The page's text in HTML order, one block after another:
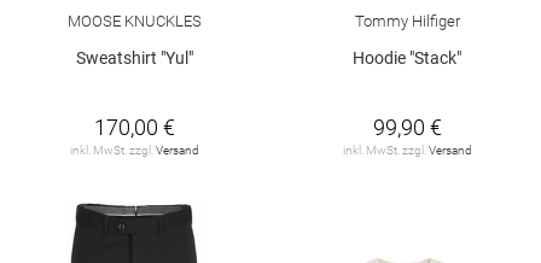
MOOSE KNUCKLES
Sweatshirt "Yul"
170,00 €
inkl. MwSt. zzgl. Versand
Tommy Hilfiger
Hoodie "Stack"
99,90 €
inkl. MwSt. zzgl. Versand